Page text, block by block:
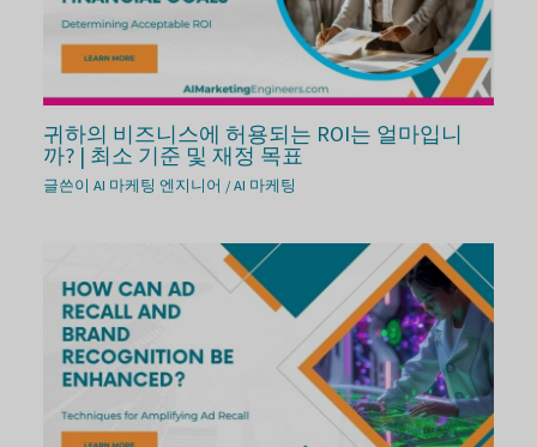
귀하의 비즈니스에 허용되는 ROI는 얼마입니
까? | 최소 기준 및 재정 목표
글쓴이AI 마케팅 엔지니어 /AI 마케팅